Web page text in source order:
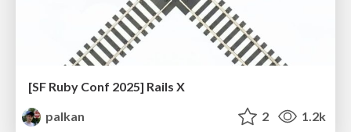
[SF Ruby Conf 2025] Rails X
palkan
2 1.2k